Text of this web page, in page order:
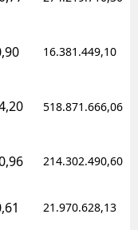
16.381.449,10
518.871.666,06
214.302.490,60
21.970.628,13